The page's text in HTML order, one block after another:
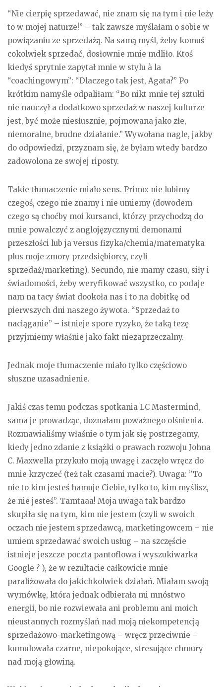
“Nie cierpię sprzedawać, nie znam się na tym i nie leży
to w mojej naturze!” – tak zawsze myślałam o sobie w
powiązaniu ze sprzedażą. Na samą myśl, żeby komuś
cokolwiek sprzedać, dosłownie mnie mdliło. Ktoś
kiedyś sprytnie zapytał mnie w stylu à la
“coachingowym”: “Dlaczego tak jest, Agata?” Po
krótkim namyśle odpaliłam: “Bo nikt mnie tej sztuki
nie nauczył a dodatkowo sprzedaż w naszej kulturze
jest, być może niesłusznie, pojmowana jako złe,
niemoralne, brudne działanie.” Wywołana nagle, jakby
do odpowiedzi, przyznam się, że byłam wtedy bardzo
zadowolona ze swojej riposty.
Takie tłumaczenie miało sens. Primo: nie lubimy
czegoś, czego nie znamy i nie umiemy (dowodem
czego są choćby moi kursanci, którzy przychodzą do
mnie powalczyć z anglojęzycznymi demonami
przeszłości lub ja versus fizyka/chemia/matematyka
plus moje zmory przedsiębiorcy, czyli
sprzedaż/marketing). Secundo, nie mamy czasu, siły i
świadomości, żeby weryfikować wszystko, co podaje
nam na tacy świat dookoła nas i to na dobitkę od
pierwszych dni naszego żywota. “Sprzedaż to
naciąganie” – istnieje spore ryzyko, że taką tezę
przyjmiemy właśnie jako fakt niezaprzeczalny.
Jednak moje tłumaczenie miało tylko częściowo
słuszne uzasadnienie.
Jakiś czas temu podczas spotkania LC Mastermind,
sama je prowadząc, doznałam poważnego olśnienia.
Rozmawialiśmy właśnie o tym jak się postrzegamy,
kiedy jedno zdanie z książki o prawach rozwoju Johna
C. Maxwella przykuło moją uwagę i zaczęło wręcz do
mnie krzyczeć (też tak czasami macie?). Uwaga: ”To
nie to kim jesteś hamuje Ciebie, tylko to, kim myślisz,
że nie jesteś”. Tamtaaa! Moja uwaga tak bardzo
skupiła się na tym, kim nie jestem (czyli w swoich
oczach nie jestem sprzedawcą, marketingowcem – nie
umiem sprzedawać swoich usług – na szczęście
istnieje jeszcze poczta pantoflowa i wyszukiwarka
Google ? ), że w rezultacie całkowicie mnie
paraliżowała do jakichkolwiek działań. Miałam swoją
wymówkę, która jednak odbierała mi mnóstwo
energii, bo nie rozwiewała ani problemu ani moich
nieustannych rozmyślań nad moją niekompetencją
sprzedażowo-marketingową – wręcz przeciwnie –
kumulowała czarne, niepokojące, stresujące chmury
nad moją głowiną.